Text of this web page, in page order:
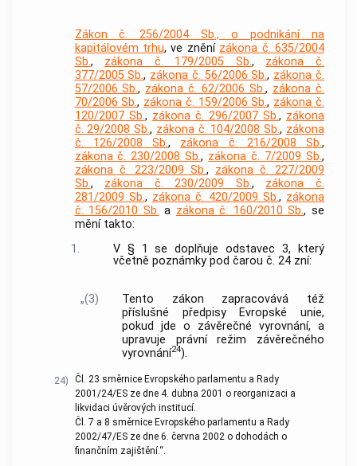
Zákon č. 256/2004 Sb., o podnikání na
kapitálovém trhu, ve znění zákona č. 635/2004
Sb., zákona č. 179/2005 Sb., zákona č.
377/2005 Sb., zákona č. 56/2006 Sb., zákona č.
57/2006 Sb., zákona č. 62/2006 Sb., zákona č.
70/2006 Sb., zákona č. 159/2006 Sb., zákona č.
120/2007 Sb., zákona č. 296/2007 Sb., zákona
č. 29/2008 Sb., zákona č. 104/2008 Sb., zákona
č. 126/2008 Sb., zákona č. 216/2008 Sb.,
zákona č. 230/2008 Sb., zákona č. 7/2009 Sb.,
zákona č. 223/2009 Sb., zákona č. 227/2009
Sb., zákona č. 230/2009 Sb., zákona č.
281/2009 Sb., zákona č. 420/2009 Sb., zákona
č. 156/2010 Sb. a zákona č. 160/2010 Sb., se
mění takto:
1.
V § 1 se doplňuje odstavec 3, který
včetně poznámky pod čarou č. 24 zní:
„(3)
Tento zákon zapracovává též
příslušné předpisy Evropské unie,
pokud jde o závěrečné vyrovnání, a
upravuje právní režim závěrečného
vyrovnání24).
24)
Čl. 23 směrnice Evropského parlamentu a Rady
2001/24/ES ze dne 4. dubna 2001 o reorganizaci a
likvidaci úvěrových institucí.
Čl. 7 a 8 směrnice Evropského parlamentu a Rady
2002/47/ES ze dne 6. června 2002 o dohodách o
finančním zajištění.“.